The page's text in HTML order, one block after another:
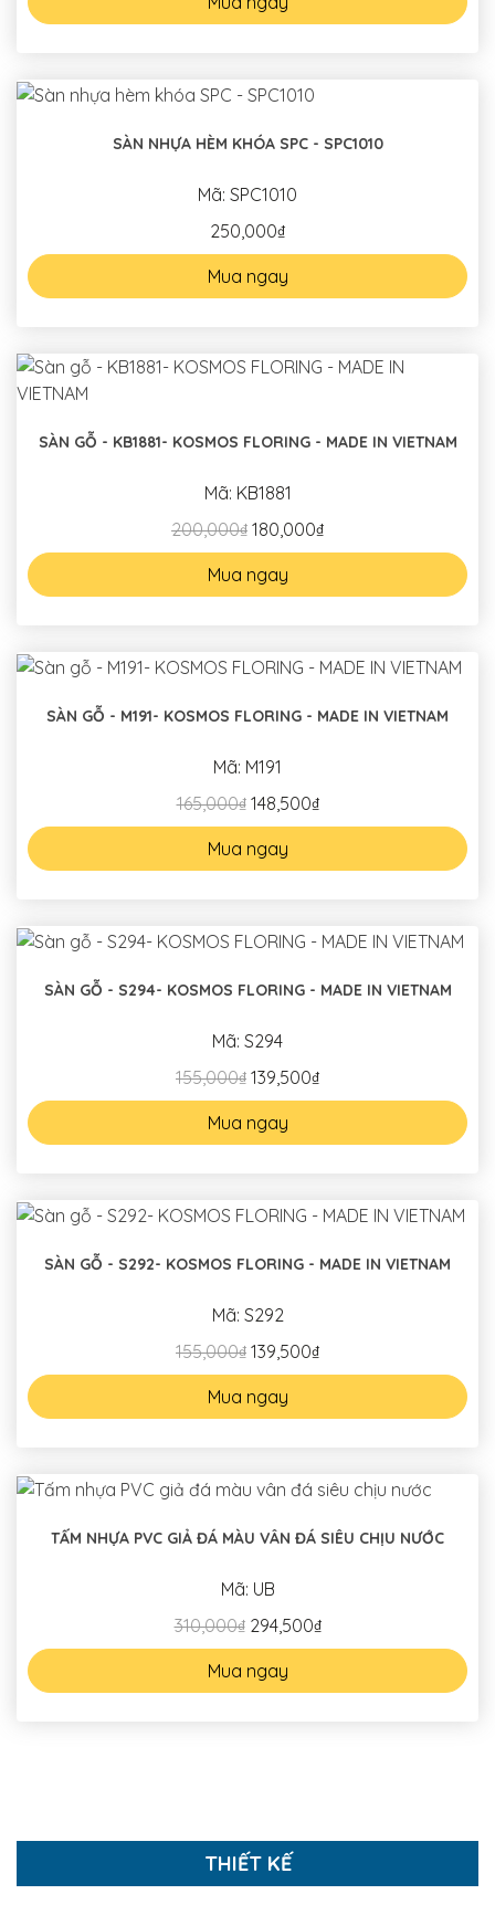
SÀN NHỰA HÈM KHÓA SPC - SPC1010
Mã: SPC1010
250,000₫
Mua ngay
SÀN GỖ - KB1881- KOSMOS FLORING - MADE IN VIETNAM
Mã: KB1881
200,000₫ 180,000₫
Mua ngay
SÀN GỖ - M191- KOSMOS FLORING - MADE IN VIETNAM
Mã: M191
165,000₫148,500₫
Mua ngay
SÀN GỖ - S294- KOSMOS FLORING - MADE IN VIETNAM
Mã: S294
155,000₫ 139,500₫
Mua ngay
SÀN GỖ - S292- KOSMOS FLORING - MADE IN VIETNAM
Mã: S292
155,000₫ 139,500₫
Mua ngay
TẤM NHỰA PVC GIẢ ĐÁ MÀU VÂN ĐÁ SIÊU CHỊU NƯỚC
Mã: UB
310,000₫294,500₫
Mua ngay
THIẾT KẾ